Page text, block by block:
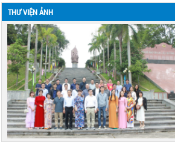
THƯ VIỆN ẢNH